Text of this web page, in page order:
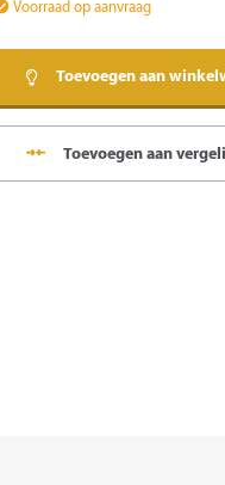
Voorraad op aanvraag
Toevoegen aan
Toevoegen aan